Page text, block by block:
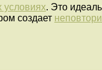
. Это
создает